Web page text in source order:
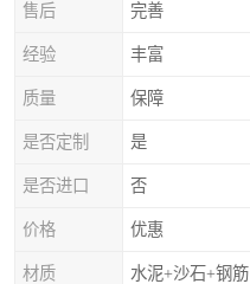
售后 完善
经验 丰富
质量 保障
是否定制 是
是否进口 否
价格 优惠
材质 水泥+沙石+钢筋